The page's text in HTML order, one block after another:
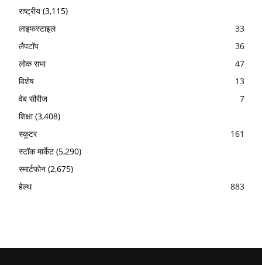
राष्ट्रीय (3,115)
लाइफस्टाइल
33
लैपटॉप
36
लोक सभा
47
विशेष
13
वेब सीरीज
7
शिक्षा(3,408)
स्कूटर
161
स्टॉक मार्केट (5,290)
स्मार्टफोन (2,675)
हेल्थ
883